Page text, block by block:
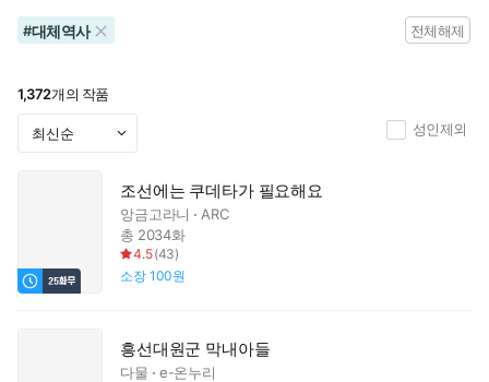
#대체역사 전체해제
1,372개의 작품
성인제외
조선에는 쿠데타가 필요해요
앙금고라니
ARC
총 2034화
4.5(43)
소장 100원
흥선대원군 막내아들
다물
e-온누리